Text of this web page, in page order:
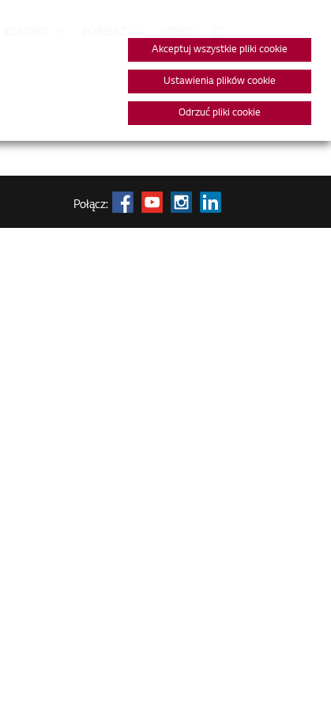
Połącz:
Akceptuj wszystkie pliki cookie
Ustawienia plików cookie
Odrzuć pliki cookie